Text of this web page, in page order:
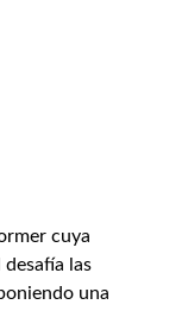
cuya
las
una